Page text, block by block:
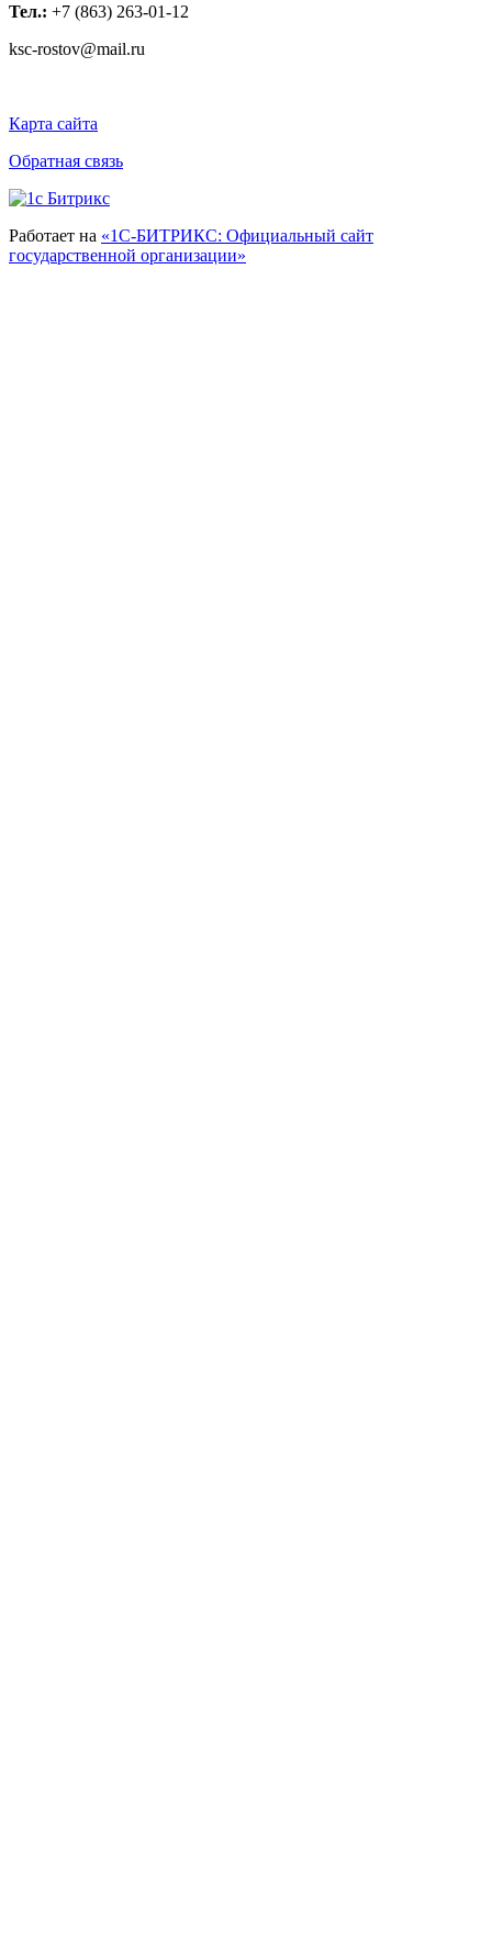
Тел.: +7 (863) 263-01-12
ksc-rostov@mail.ru
Карта сайта
Обратная связь
Работает на «1С-БИТРИКС: Официальный сайт
государственной организации»